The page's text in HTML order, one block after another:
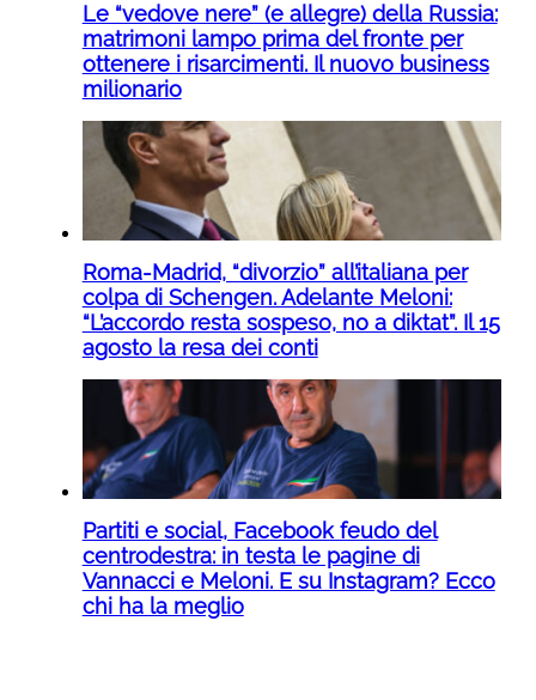
Le “vedove nere” (e allegre) della Russia:
matrimoni lampo prima del fronte per
ottenere i risarcimenti. Il nuovo business
milionario
Roma-Madrid, “divorzio” all’italiana per
colpa di Schengen. Adelante Meloni:
“L’accordo resta sospeso, no a diktat”. Il 15
agosto la resa dei conti
Partiti e social, Facebook feudo del
centrodestra: in testa le pagine di
Vannacci e Meloni. E su Instagram? Ecco
chi ha la meglio